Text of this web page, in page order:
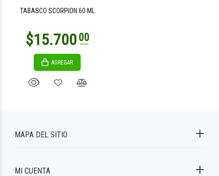
TABASCO SCORPION 60 ML
AGREGAR
MAPA DEL SITIO
MI CUENTA